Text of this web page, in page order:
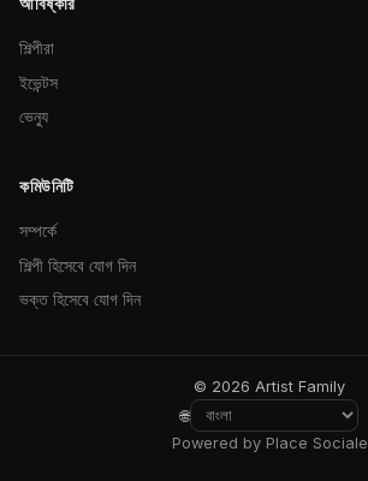
শিল্পীরা
ইভেন্টস
ভেন্যু
কমিউনিটি
সম্পর্কে
শিল্পী হিসেবে যোগ দিন
ভক্ত হিসেবে যোগ দিন
© 2026 Artist Family
🌐
Powered by Place Sociale